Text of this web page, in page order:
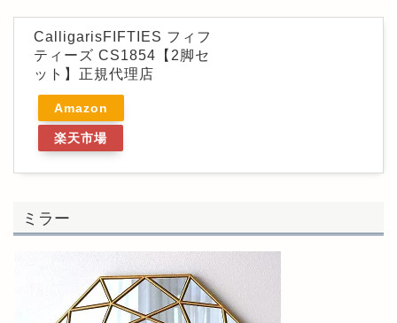
CalligarisFIFTIES フィフ
ティーズ CS1854【2脚セ
ット】正規代理店
Amazon
楽天市場
ミラー